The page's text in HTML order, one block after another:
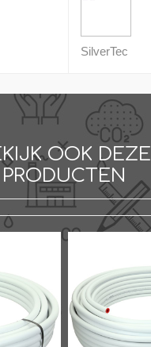
SilverTec
OOK DEZE
PRODUCTEN